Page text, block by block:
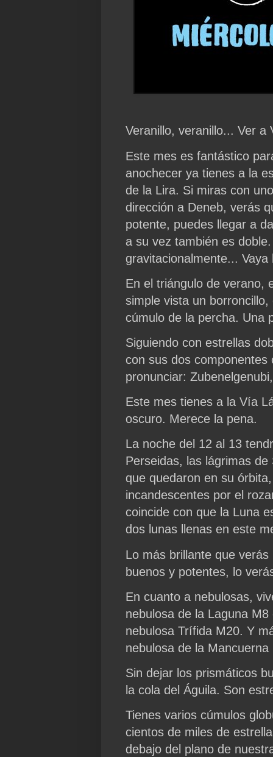
Veranillo, veranillo... Ver a
Este mes es fantástico
anochecer ya tienes a la
de la Lira. Si miras con
dirección a Deneb, verás
potente, puedes llegar a
a su vez también es
gravitacionalmente...
En el triángulo de verano,
simple vista un
cúmulo de la percha. Una
Siguiendo con estrellas
con sus dos
pronunciar:
Este mes tienes a la Vía
oscuro. Merece la pena.
La noche del 12 al 13
Perseidas, las lágrimas
que quedaron en su
incandescentes por el
coincide con que la Luna
dos lunas llenas en este
Lo más brillante que
buenos y potentes, lo
En cuanto a nebulosas,
nebulosa de la Laguna
nebulosa Trífida M20. Y
nebulosa de la
Sin dejar los prismáticos
la cola del Águila. Son
Tienes varios cúmulos
cientos de miles de
debajo del plano de